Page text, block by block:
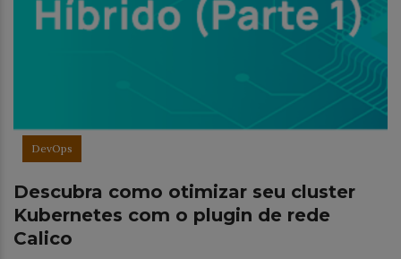
DevOps
Descubra como otimizar seu cluster
Kubernetes com o plugin de rede
Calico